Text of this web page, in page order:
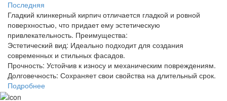
Последняя
Гладкий клинкерный кирпич отличается гладкой и ровной
поверхностью, что придает ему эстетическую
привлекательность. Преимущества:
Эстетический вид: Идеально подходит для создания
современных и стильных фасадов.
Прочность: Устойчив к износу и механическим повреждениям.
Долговечность: Сохраняет свои свойства на длительный срок.
Подробнее